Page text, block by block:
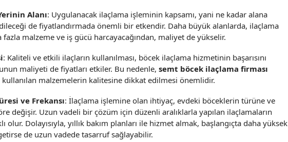
Alanı: Uygulanacak ilaçlama işleminin kapsamı, yani ne kadar alana
de fiyatlandırmada önemli bir etkendir. Daha büyük alanlarda, ilaçlama
fazla malzeme ve iş gücü harcayacağından, maliyet de yükselir.
: Kaliteli ve etkili ilaçların kullanılması, böcek ilaçlama hizmetinin başarısını
maliyeti de fiyatları etkiler. Bu nedenle, semt böcek ilaçlama firması
kullanılan malzemelerin kalitesine dikkat edilmesi önemlidir.
ve Frekansı: İlaçlama işlemine olan ihtiyaç, evdeki böceklerin türüne ve
değişir. Uzun vadeli bir çözüm için düzenli aralıklarla yapılan ilaçlamaların
olur. Dolayısıyla, yıllık bakım planları ile hizmet almak, başlangıçta daha yüksek
de uzun vadede tasarruf sağlayabilir.